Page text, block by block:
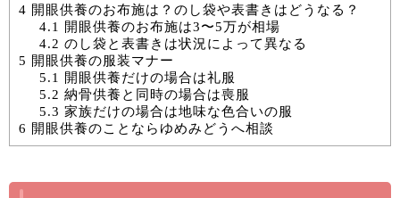
4 開眼供養のお布施は？のし袋や表書きはどうなる？
4.1 開眼供養のお布施は3〜5万が相場
4.2 のし袋と表書きは状況によって異なる
5 開眼供養の服装マナー
5.1 開眼供養だけの場合は礼服
5.2 納骨供養と同時の場合は喪服
5.3 家族だけの場合は地味な色合いの服
6 開眼供養のことならゆめみどうへ相談